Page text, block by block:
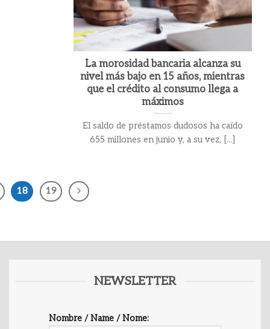
La morosidad bancaria alcanza su
nivel más bajo en 15 años, mientras
que el crédito al consumo llega a
máximos
El saldo de préstamos dudosos ha caído
655 millones en junio y, a su vez, [...]
18 19
NEWSLETTER
Nombre / Name / Nome: